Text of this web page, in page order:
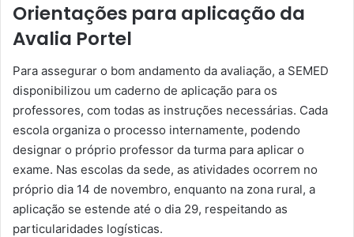
Orientações para aplicação da
Avalia Portel
Para assegurar o bom andamento da avaliação, a SEMED
disponibilizou um caderno de aplicação para os
professores, com todas as instruções necessárias. Cada
escola organiza o processo internamente, podendo
designar o próprio professor da turma para aplicar o
exame. Nas escolas da sede, as atividades ocorrem no
próprio dia 14 de novembro, enquanto na zona rural, a
aplicação se estende até o dia 29, respeitando as
particularidades logísticas.